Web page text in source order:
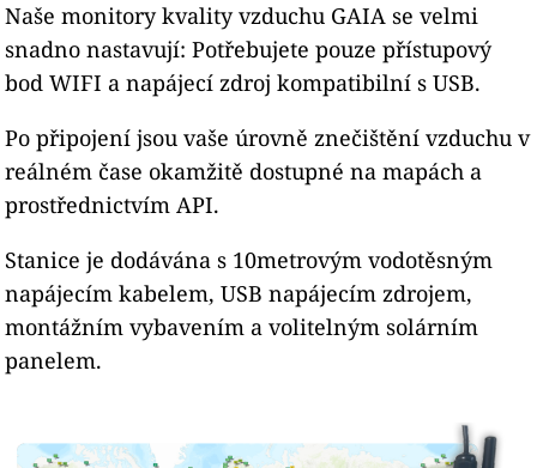
Naše monitory kvality vzduchu GAIA se velmi
snadno nastavují: Potřebujete pouze přístupový
bod WIFI a napájecí zdroj kompatibilní s USB.
Po připojení jsou vaše úrovně znečištění vzduchu v
reálném čase okamžitě dostupné na mapách a
prostřednictvím API.
Stanice je dodávána s 10metrovým vodotěsným
napájecím kabelem, USB napájecím zdrojem,
montážním vybavením a volitelným solárním
panelem.